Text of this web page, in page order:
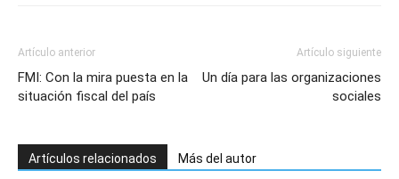
Artículo anterior
FMI: Con la mira puesta en la
situación fiscal del país
Artículo siguiente
Un día para las organizaciones
sociales
Artículos relacionados Más del autor